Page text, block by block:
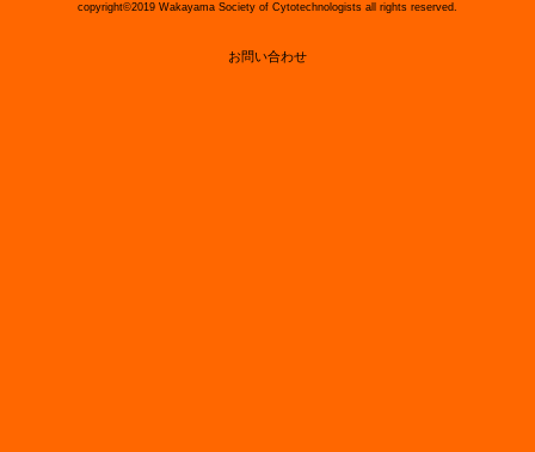
copyright©2019 Wakayama Society of Cytotechnologists all rights reserved.
お問い合わせ